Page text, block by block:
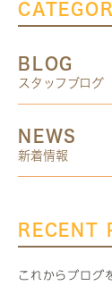
BLOG
スタッフブログ
NEWS
新着情報
RECENT
これからブログ